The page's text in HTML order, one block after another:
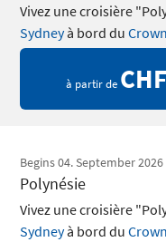
Vivez une croisière
Sydneyà bord du
à partir de
Begins 04. September 2026
Polynésie
Vivez une croisière
Sydneyà bord du